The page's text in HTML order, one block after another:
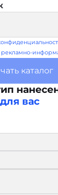
рекламно-
каталог
для вас